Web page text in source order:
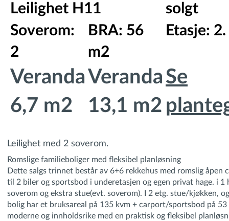
Leilighet H11
Soverom:
2
Veranda
6,7 m2
BRA: 56
m2
Veranda
13,1 m2
solgt
Etasje:
Se
Leilighet med 2 soverom.
Romslige familieboliger med fleksibel planløsning
Dette salgs trinnet består av 6+6 rekkehus med romslig åpen
til 2 biler og sportsbod i underetasjen og egen privat hage. i 1
soverom og ekstra stue(evt. soverom). I 2 etg. stue/kjøkken,
bolig har et bruksareal på 135 kvm + carport/sportsbod på 53
moderne og innholdsrike med en praktisk og fleksibel